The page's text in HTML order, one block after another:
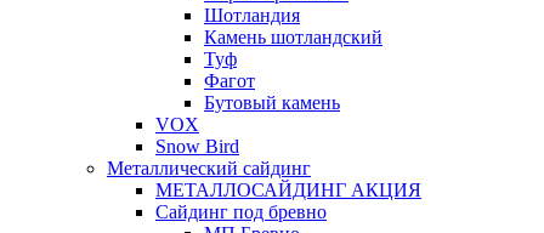
Шотландия
Камень шотландский
Туф
Фагот
Бутовый камень
VOX
Snow Bird
Металлический сайдинг
МЕТАЛЛОСАЙДИНГ АКЦИЯ
Сайдинг под бревно